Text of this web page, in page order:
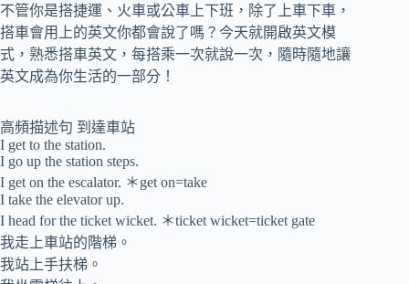
不管你是搭捷運、火車或公車上下班，除了上車下車，
搭車會用上的英文你都會說了嗎？今天就開啟英文模
式，熟悉搭車英文，每搭乘一次就說一次，隨時隨地讓
英文成為你生活的一部分！
高頻描述句 到達車站
I get to the station.
I go up the station steps.
I get on the escalator. ＊get on=take
I take the elevator up.
I head for the ticket wicket. ＊ticket wicket=ticket gate
我走上車站的階梯。
我站上手扶梯。